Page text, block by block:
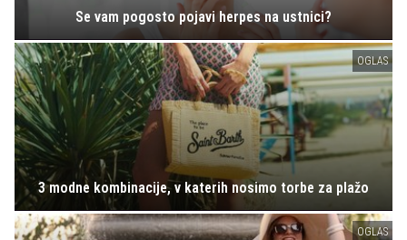
Se vam pogosto pojavi herpes na ustnici?
OGLAS
3 modne kombinacije, v katerih nosimo torbe za plažo
OGLAS